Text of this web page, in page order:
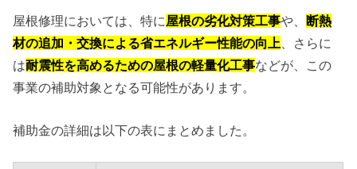
屋根修理においては、特に屋根の劣化対策工事や、 断熱
材の追加・交換による省エネルギー性能の向上 、さらに
は耐震性を高めるための屋根の軽量化工事などが、この
事業の補助対象となる可能性があります。
補助金の詳細は以下の表にまとめました。